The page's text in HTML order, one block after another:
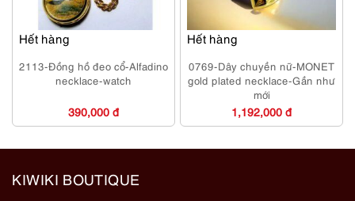
Hết hàng
2113-Đồng hồ đeo cổ-Alfadino
necklace-watch
390,000 đ
Hết hàng
0769-Dây chuyền nữ-MONET
gold plated necklace-Gần như
mới
1,192,000 đ
KIWIKI BOUTIQUE